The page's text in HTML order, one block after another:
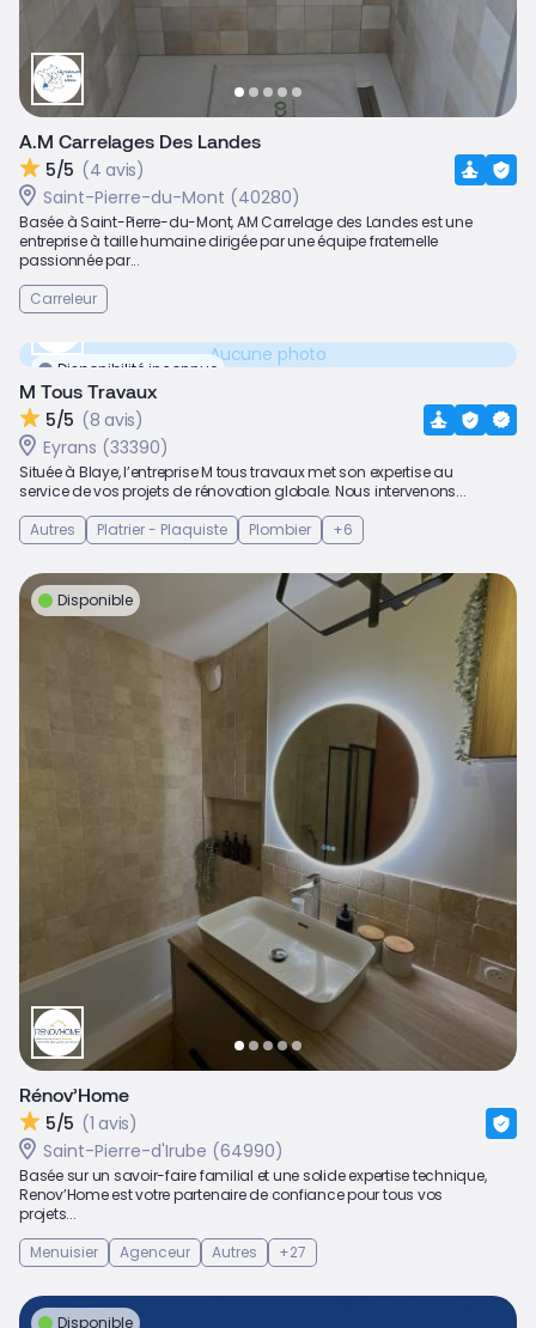
A.M Carrelages Des Landes
5/5 (4 avis)
Saint-Pierre-du-Mont (40280)
Basée à Saint-Pierre-du-Mont, AM Carrelage des Landes est une
entreprise à taille humaine dirigée par une équipe fraternelle
passionnée par...
Carreleur
Disponibilité inconnue
Aucune photo
M Tous Travaux
5/5 (8 avis)
Eyrans (33390)
Située à Blaye, l’entreprise M tous travaux met son expertise au
service de vos projets de rénovation globale. Nous intervenons...
Autres
Platrier - Plaquiste Plombier +6
Disponible
Rénov’Home
5/5 (1 avis)
Saint-Pierre-d'Irube (64990)
Basée sur un savoir-faire familial et une solide expertise technique,
Renov’Home est votre partenaire de confiance pour tous vos
projets...
Menuisier
Agenceur Autres +27
Disponible